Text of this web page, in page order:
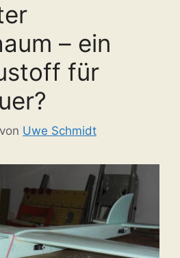
– ein
für
von Uwe Schmidt